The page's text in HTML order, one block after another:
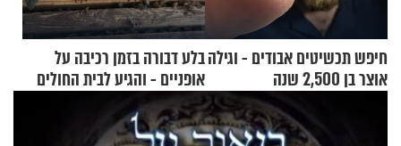
חיפש תכשיטים אבודים - וגילה
אוצר בן 2,500 שנה
בלע דבורה בזמן רכיבה על
אופניים - והגיע לבית החולים
במצב מסכן חיים